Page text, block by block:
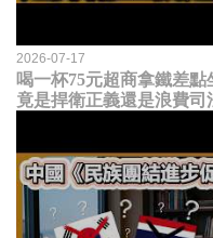
2026-07-17
喝一杯75元超商拿鐵差
竟是捍衛正義還是浪費司